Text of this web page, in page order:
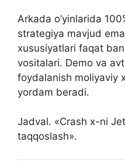
Arkada o’yinlarida
strategiya mavjud
xususiyatlari faqat
vositalari. Demo va
foydalanish moliyaviy
yordam beradi.
Jadval. «Crash x-ni
taqqoslash».